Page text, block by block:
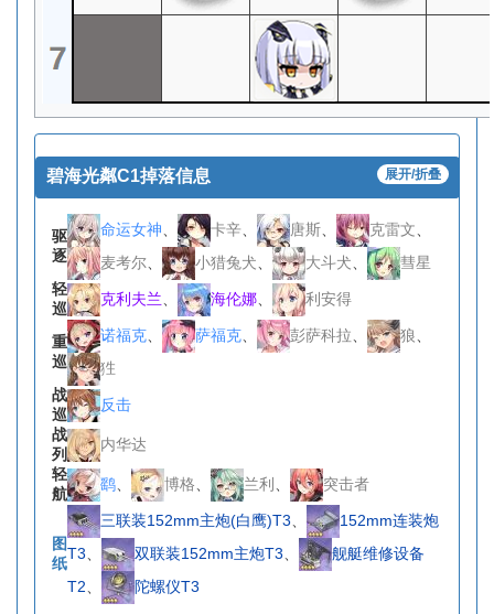
碧海光粼C1掉落信息 展开/折叠
驱
逐
命运女神 卡辛 唐斯 克雷文
麦考尔
小猎兔犬 大斗犬
彗星
轻
巡
克利夫兰 海伦娜 利安得
重
巡
诺福克 萨福克 彭萨科拉 狼
狌
战
巡
反击
战
列
内华达
轻
航
鹞 博格 兰利 突击者
图
纸
三联装152mm主炮(白鹰)T3
152mm连装炮
T3
双联装152mm主炮T3
舰艇维修设备
T2
陀螺仪T3